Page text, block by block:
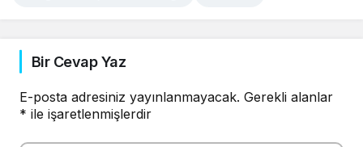
Bir Cevap Yaz
E-posta adresiniz yayınlanmayacak. Gerekli alanlar
* ile işaretlenmişlerdir